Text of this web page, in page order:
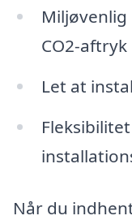
CO2-aftryk
Let at
Når du